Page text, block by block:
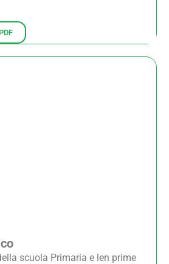
scuola Primaria e len prime